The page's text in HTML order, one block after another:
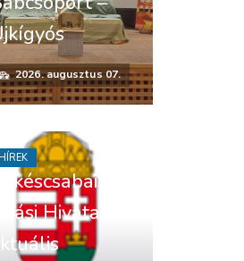
2026. augusztus 07.
Békéscsabai
Járási Hivatal
HÍREK